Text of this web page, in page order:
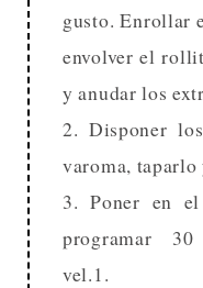
gusto. Enrollar
envolver el
y anudar los
2. Disponer
varoma, taparlo
3. Poner en
programar 30
vel.1.